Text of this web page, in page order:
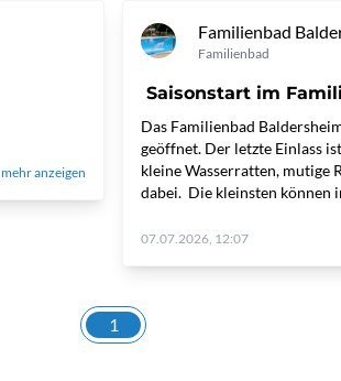
mehr anzeigen
Familienbad
Familienbad
Saisonstart im
Das Familienbad
geöffnet. Der letzte Einlass
kleine Wasserratten, mutige
dabei. Die kleinsten können
07.07.2026, 12:07
1